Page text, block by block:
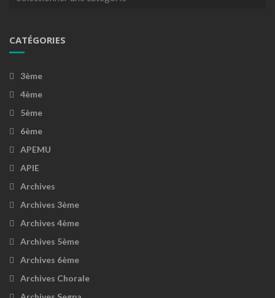
CATÉGORIES
3ème
4ème
5ème
6ème
APEMU
APIE
Archives
Archives 3ème
Archives 4ème
Archives 5ème
Archives 6ème
Archives Chorale